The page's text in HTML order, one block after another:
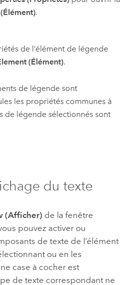
.
de l’élément de légende
(Élément).
de légende sont
les propriétés communes à
de légende sélectionnés sont
du texte
(Afficher) de la fenêtre
pouvez activer ou
de texte de l’élément
ou en les
case à cocher est
de texte correspondant ne